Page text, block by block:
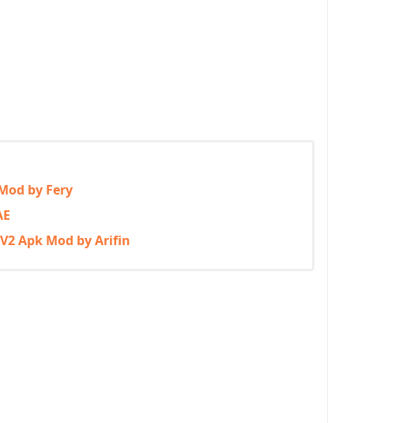
by Fery
Apk Mod by Arifin